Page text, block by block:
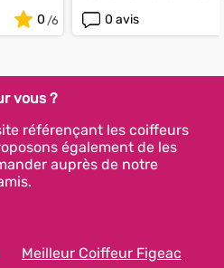
0
0 avis
vous ?
référençant les coiffeurs
également de les
auprès de notre
Meilleur Coiffeur Figeac